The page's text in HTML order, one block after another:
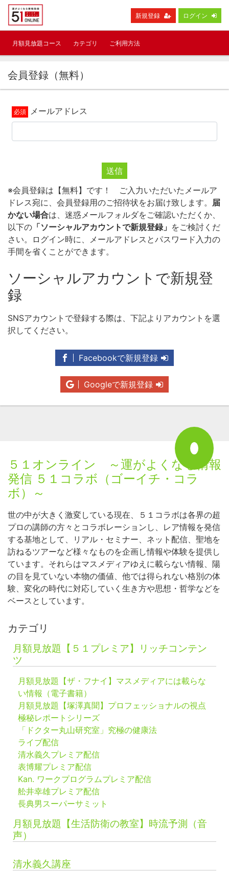
新規登録 ログイン
月額見放題コース カテゴリ ご利用方法
会員登録（無料）
メールアドレス
送信
※会員登録は【無料】です！ ご入力いただいたメールア
ドレス宛に、会員登録用のご招待状をお届け致します。 届
かない場合は、迷惑メールフォルダをご確認いただくか、
以下の 「ソーシャルアカウントで新規登録」 をご検討くだ
さい。ログイン時に、メールアドレスとパスワード入力の
手間を省くことができます。
ソーシャルアカウントで新規登
録
SNSアカウントで登録する際は、下記よりアカウントを選
択してください。
Facebookで新規登録
Googleで新規登録
５１オンライン ～運がよくなる情報
発信 ５１コラボ（ゴーイチ・コラ
ボ）～
世の中が大きく激変している現在、５１コラボは各界の超
プロの講師の方々とコラボレーションし、レア情報を発信
する基地として、リアル・セミナー、ネット配信、聖地を
訪ねるツアーなど様々なものを企画し情報や体験を提供し
ています。それらはマスメディアゆえに載らない情報、陽
の目を見ていない本物の価値、他では得られない格別の体
験、変化の時代に対応していく生き方や思想・哲学などを
ベースとしています。
カテゴリ
月額見放題【５１プレミア】リッチコンテン
ツ
月額見放題【ザ・フナイ】マスメディアには載らな
い情報（電子書籍）
月額見放題【塚澤真聞】プロフェッショナルの視点
極秘レポートシリーズ
「ドクター丸山研究室」究極の健康法
ライブ配信
清水義久プレミア配信
表博耀プレミア配信
Kan. ワークプログラムプレミア配信
舩井幸雄プレミア配信
長典男スーパーサミット
月額見放題【生活防衛の教室】時流予測（音
声）
清水義久講座